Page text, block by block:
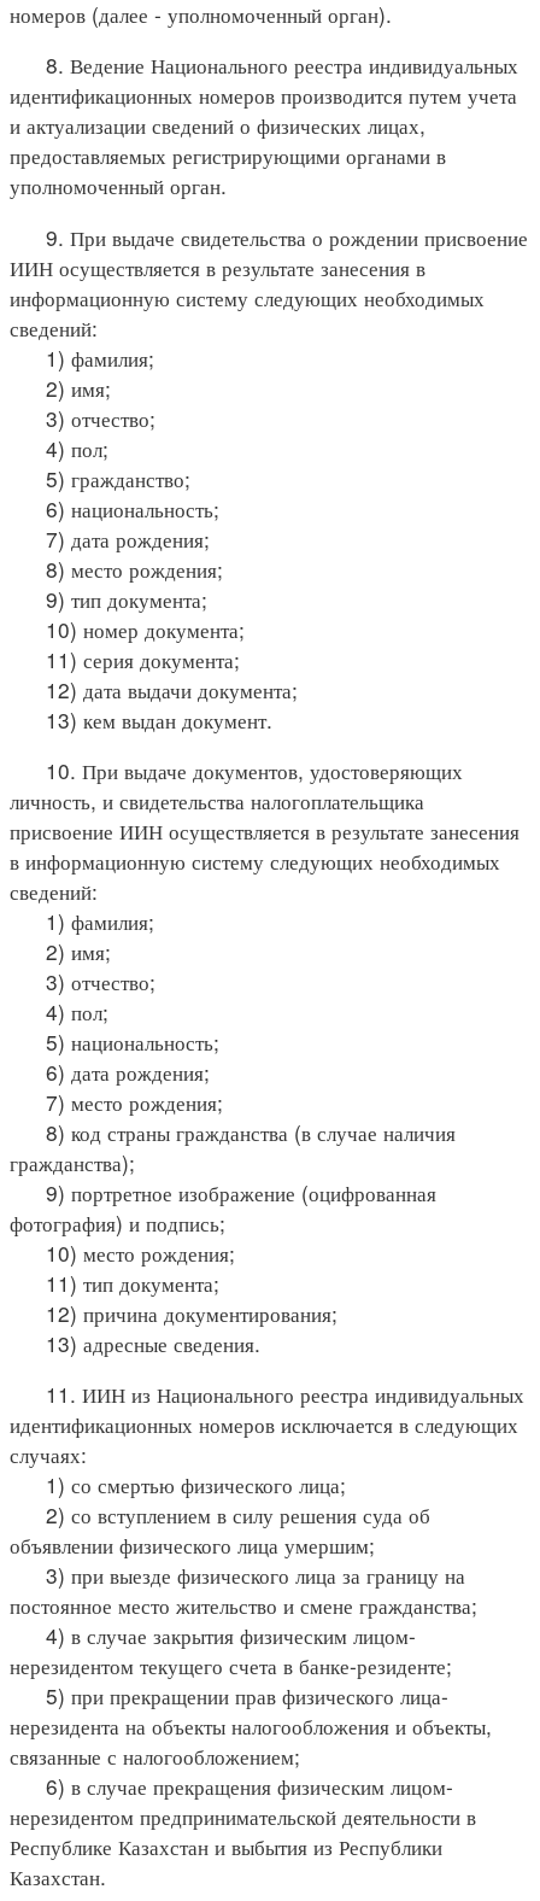
номеров (далее - уполномоченный орган).
8. Ведение Национального реестра индивидуальных
идентификационных номеров производится путем учета
и актуализации сведений о физических лицах,
предоставляемых регистрирующими органами в
уполномоченный орган.
9. При выдаче свидетельства о рождении присвоение
ИИН осуществляется в результате занесения в
информационную систему следующих необходимых
сведений:
1) фамилия;
2) имя;
3) отчество;
4) пол;
5) гражданство;
6) национальность;
7) дата рождения;
8) место рождения;
9) тип документа;
10) номер документа;
11) серия документа;
12) дата выдачи документа;
13) кем выдан документ.
10. При выдаче документов, удостоверяющих
личность, и свидетельства налогоплательщика
присвоение ИИН осуществляется в результате занесения
в информационную систему следующих необходимых
сведений:
1) фамилия;
2) имя;
3) отчество;
4) пол;
5) национальность;
6) дата рождения;
7) место рождения;
8) код страны гражданства (в случае наличия
гражданства);
9) портретное изображение (оцифрованная
фотография) и подпись;
10) место рождения;
11) тип документа;
12) причина документирования;
13) адресные сведения.
11. ИИН из Национального реестра индивидуальных
идентификационных номеров исключается в следующих
случаях:
1) со смертью физического лица;
2) со вступлением в силу решения суда об
объявлении физического лица умершим;
3) при выезде физического лица за границу на
постоянное место жительство и смене гражданства;
4) в случае закрытия физическим лицом-
нерезидентом текущего счета в банке-резиденте;
5) при прекращении прав физического лица-
нерезидента на объекты налогообложения и объекты,
связанные с налогообложением;
6) в случае прекращения физическим лицом-
нерезидентом предпринимательской деятельности в
Республике Казахстан и выбытия из Республики
Казахстан.